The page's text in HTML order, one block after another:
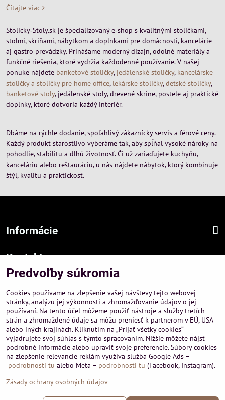
Čítajte viac
Stolicky‑Stoly.sk je špecializovaný e‑shop s kvalitnými stoličkami,
stolmi, skriňami, nábytkom a doplnkami pre domácnosti, kancelárie
aj gastro prevádzky. Prinášame moderný dizajn, odolné materiály a
funkčné riešenia, ktoré vydržia každodenné používanie. V našej
ponuke nájdete banketové stoličky, jedálenské stoličky, kancelárske
stoličky a stoličky pre home office, lekárske stoličky,detské stoličky,
banketové stoly, jedálenské stoly, drevené skrine, postele aj praktické
doplnky, ktoré dotvoria každý interiér.
Dbáme na rýchle dodanie, spoľahlivý zákaznícky servis a férové ceny.
Každý produkt starostlivo vyberáme tak, aby spĺňal vysoké nároky na
pohodlie, stabilitu a dlhú životnosť. Či už zariaďujete kuchyňu,
kanceláriu alebo reštauráciu, u nás nájdete nábytok, ktorý kombinuje
štýl, kvalitu a praktickosť.
Informácie
Kontakt
Sídlo firmy :
Hurbanová 3807/21, 03601 Martin
Prevádzka a obchodné informácie :
A-PEMA, s.r.o.
Severná 14, 03601 Martin
+421 911 532545
+421 903 807209
©2026Copyright
Predvoľby súkromia
Cookies používame na zlepšenie vašej návštevy tejto webovej
stránky, analýzu jej výkonnosti a zhromažďovanie údajov o jej
používaní. Na tento účel môžeme použiť nástroje a služby tretích
strán a zhromaždené údaje sa môžu preniesť k partnerom v EÚ, USA
alebo iných krajinách. Kliknutím na „Prijať všetky cookies“
vyjadrujete svoj súhlas s týmto spracovaním. Nižšie môžete nájsť
podrobné informácie alebo upraviť svoje preferencie. Súbory cookies
na zlepšenie relevancie reklám využíva služba Google Ads –
podrobnosti tu alebo Meta – podrobnosti tu (Facebook, Instagram).
Zásady ochrany osobných údajov